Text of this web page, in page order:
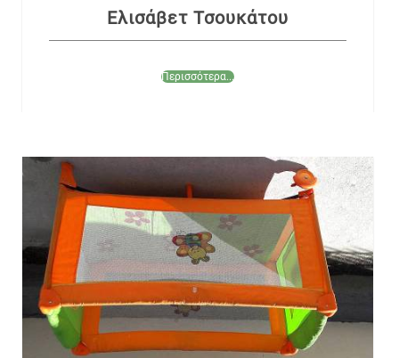
Ελισάβετ Τσουκάτου
Περισσότερα...